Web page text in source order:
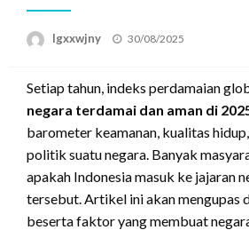
lgxxwjny
Posted
30/08/2025
Setiap tahun, indeks perdamaian
negara terdamai dan aman di
barometer keamanan, kualitas
politik suatu negara. Banyak
apakah Indonesia masuk ke jajaran
tersebut. Artikel ini akan mengupas
beserta faktor yang membuat